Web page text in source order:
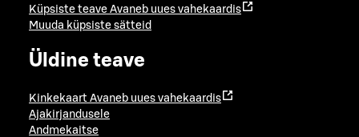
Küpsiste teave Avaneb uues vahekaardis
Muuda küpsiste sätteid
Üldine teave
Kinkekaart Avaneb uues vahekaardis
Ajakirjandusele
Andmekaitse